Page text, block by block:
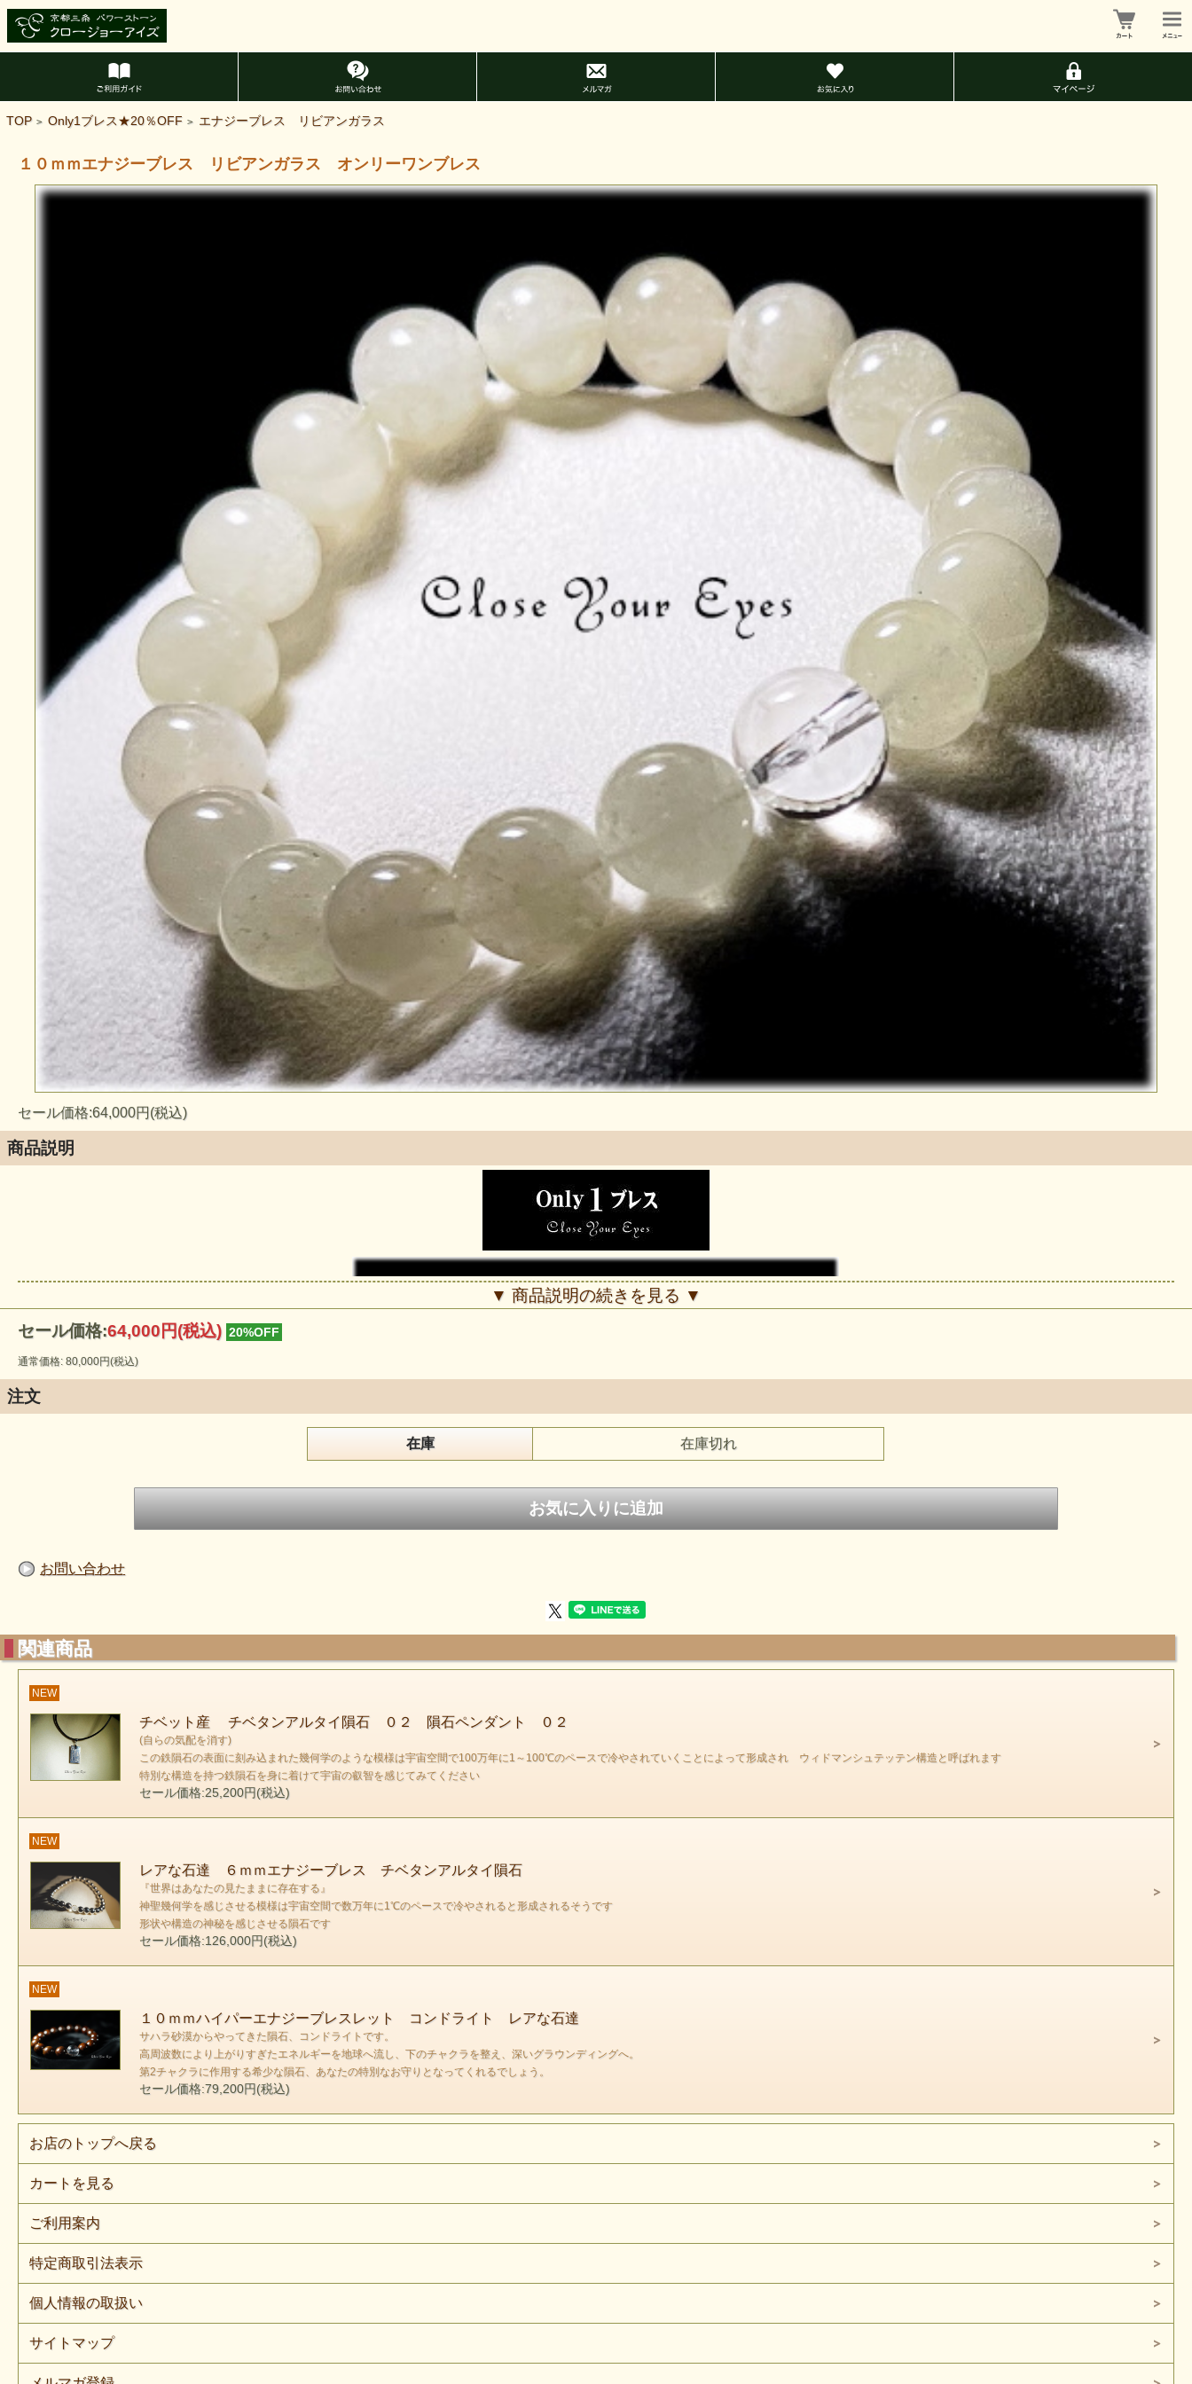
TOP > Only1ブレス★20％OFF > エナジーブレス リビアンガラス
１０ｍｍエナジーブレス リビアンガラス オンリーワンブレス
セール価格:64,000円(税込)
商品説明
リビア砂漠で取れるインパクトガラスの
隕石が落ちた際に発する熱によって生成される
ガラスになります。クレーターの周りに点在しています。
白濁した色が非常に綺麗でこの色合いは
リビアンガラス特有の色感だと思います。
▼ 商品説明の続きを見る ▼
セール価格:64,000円(税込) 20%OFF
通常価格: 80,000円(税込)
注文
在庫 在庫切れ
お問い合わせ
関連商品
NEW
チベット産 チベタンアルタイ隕石 ０２ 隕石ペンダント ０２
(自らの気配を消す)
この鉄隕石の表面に刻み込まれた幾何学のような模様は宇宙空間で100万年に1～100℃のペースで冷やされていくことによって形成され ウィドマンシュテッテン構造と呼ばれます
特別な構造を持つ鉄隕石を身に着けて宇宙の叡智を感じてみてください
セール価格:25,200円(税込)
NEW
レアな石達 ６ｍｍエナジーブレス チベタンアルタイ隕石
『世界はあなたの見たままに存在する』
神聖幾何学を感じさせる模様は宇宙空間で数万年に1℃のペースで冷やされると形成されるそうです
形状や構造の神秘を感じさせる隕石です
セール価格:126,000円(税込)
NEW
１０ｍｍハイパーエナジーブレスレット コンドライト レアな石達
サハラ砂漠からやってきた隕石、コンドライトです。
高周波数により上がりすぎたエネルギーを地球へ流し、下のチャクラを整え、深いグラウンディングへ。
第2チャクラに作用する希少な隕石、あなたの特別なお守りとなってくれるでしょう。
セール価格:79,200円(税込)
お店のトップへ戻る
カートを見る
ご利用案内
特定商取引法表示
個人情報の取扱い
サイトマップ